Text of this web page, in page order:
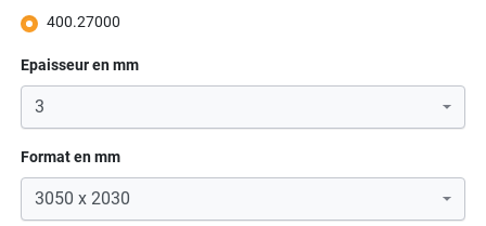
400.27000
Epaisseur en mm
Format en mm